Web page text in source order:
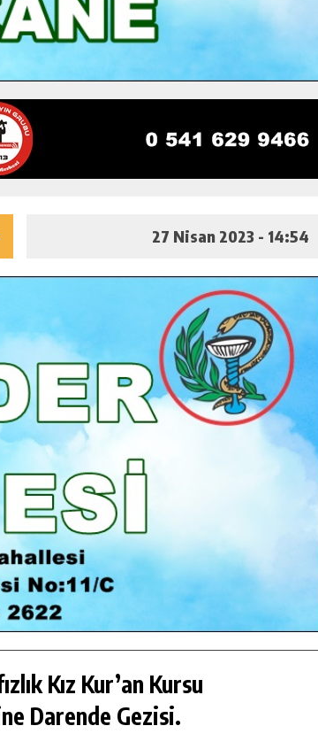
27 Nisan 2023 - 14:54
Kız Kur’an Kursu
Darende Gezisi.
GÜNLÜK HABER AKIŞI
GÖKSUN HAFIZLIK KIZ KUR’AN KURSU
ÖĞRENCILERINE DARENDE GEZISI.